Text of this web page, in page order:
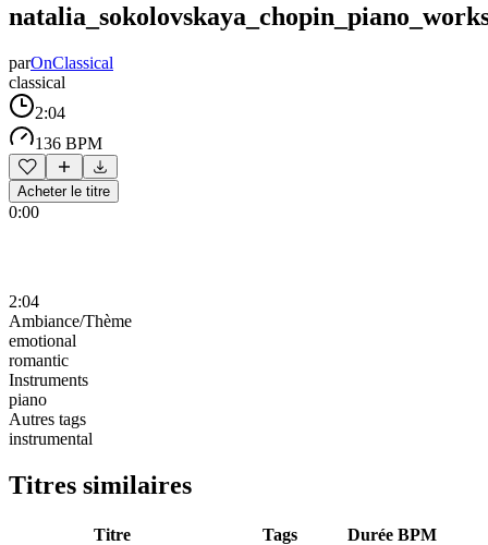
parOnClassical
classical
2:04
136 BPM
Acheter le titre
0:00
2:04
Ambiance/Thème
emotional
romantic
Instruments
piano
Autres tags
instrumental
Titres similaires
Titre Tags Durée BPM